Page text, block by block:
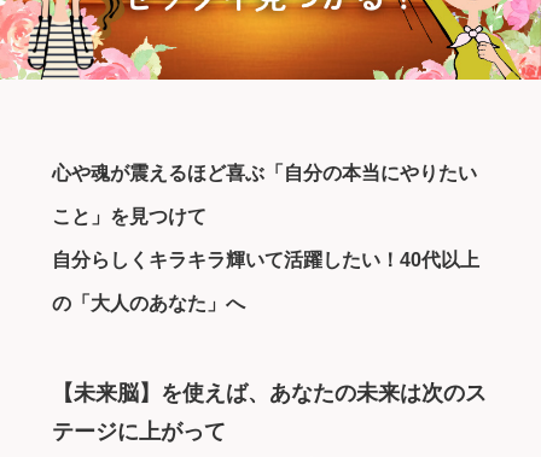
心や魂が震えるほど喜ぶ「自分の本当にやりたい
こと」を見つけて
自分らしくキラキラ輝いて活躍したい！40代以上
の「大人のあなた」へ
【未来脳】を使えば、あなたの未来は次のス
テージに上がって